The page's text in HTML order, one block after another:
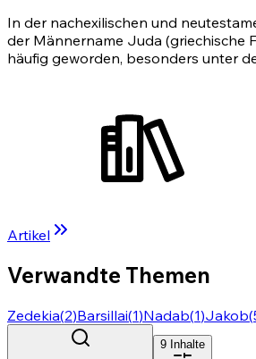
In der nachexilischen und
der Männername Juda (griechische
häufig geworden, besonders unter
Artikel
Verwandte Themen
Zedekia(2)Barsillai(1)Nadab(1)Jakob(
9 Inhalte